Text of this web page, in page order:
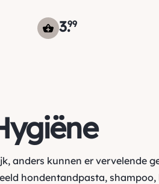
3.
99
anders kunnen er vervelende
hondentandpasta, shampoo,